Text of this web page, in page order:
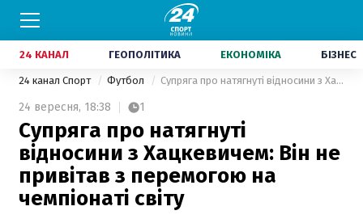
24 КАНАЛ ГЕОПОЛІТИКА ЕКОНОМІКА БІЗНЕС
24 канал Спорт Футбол Супряга про натягнуті відносини з Хацкевичем: Він не привітав з перемогою на чемпіонаті світу
24 вересня, 18:38 1
Супряга про натягнуті
відносини з Хацкевичем: Він не
привітав з перемогою на
чемпіонаті світу